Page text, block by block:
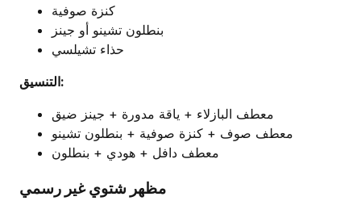
كنزة صوفية
بنطلون تشينو أو جينز
حذاء تشيلسي
التنسيق:
معطف البازلاء + ياقة مدورة + جينز ضيق
معطف صوف + كنزة صوفية + بنطلون تشينو
معطف دافل + هودي + بنطلون
مظهر شتوي غير رسمي